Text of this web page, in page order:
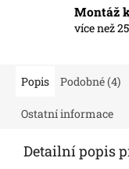
Montáž
více než
Popis Podobné (4)
Ostatní informace
Detailní popis